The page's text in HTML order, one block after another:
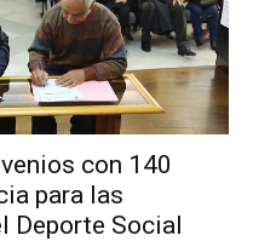
con 140
para las
Deporte Social